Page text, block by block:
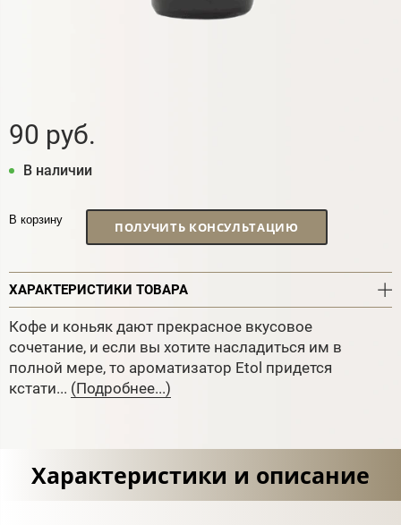
90 руб.
В наличии
В корзину ПОЛУЧИТЬ КОНСУЛЬТАЦИЮ
ХАРАКТЕРИСТИКИ ТОВАРА
Кофе и коньяк дают прекрасное вкусовое
сочетание, и если вы хотите насладиться им в
полной мере, то ароматизатор Etol придется
кстати... (Подробнее...)
Характеристики и описание